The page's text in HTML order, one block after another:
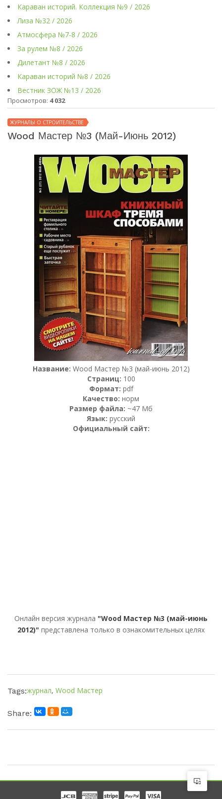
Караван историй. Коллекция №9 / 2026
Лиза №32 / 2026
Атмосфера №7-8 / 2026
За рулем №8 / 2026
Дилетант №8 / 2026
Караван историй №8 / 2026
Вестник ЗОЖ №13 / 2026
Просмотров: 4 032
ЖУРНАЛЫ О СТРОИТЕЛЬСТВЕ
Wood Мастер №3 (май-Июнь 2012)
Название: Wood Мастер №3 (май-июнь 2012)
Страниц: 100
Формат: pdf
Качество: норм
Размер файла: ~47 Мб
Язык: русский
Официальный сайт:
Онлайн версия журнала "Wood Мастер №3 (май-июнь
2012)" представлена только в ознакомительных целях
Tags:журнал, Wood Мастер
Share: